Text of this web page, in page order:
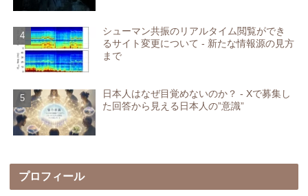
シューマン共振のリアルタイム閲覧ができ
るサイト変更について - 新たな情報源の見方
まで
日本人はなぜ目覚めないのか？ - Xで募集し
た回答から見える日本人の”意識”
プロフィール